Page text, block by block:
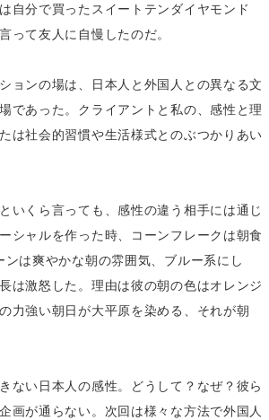
自分で買ったスイートテンダイヤモンド
って友人に自慢したのだ。
ョンの場は、日本人と外国人との異なる文
であった。クライアントと私の、感性と理
は社会的習慣や生活様式とのぶつかりあい
いくら言っても、感性の違う相手には通じ
シャルを作った時、コーンフレークは朝食
は爽やかな朝の雰囲気、ブルー系にし
は激怒した。理由は彼の朝の色はオレンジ
力強い朝日が大平原を染める、それが朝
ない日本人の感性。どうして？なぜ？彼ら
画が通らない。次回は様々な方法で外国人